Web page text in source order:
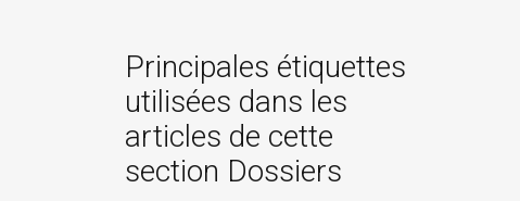
Principales étiquettes
utilisées dans les
articles de cette
section Dossiers